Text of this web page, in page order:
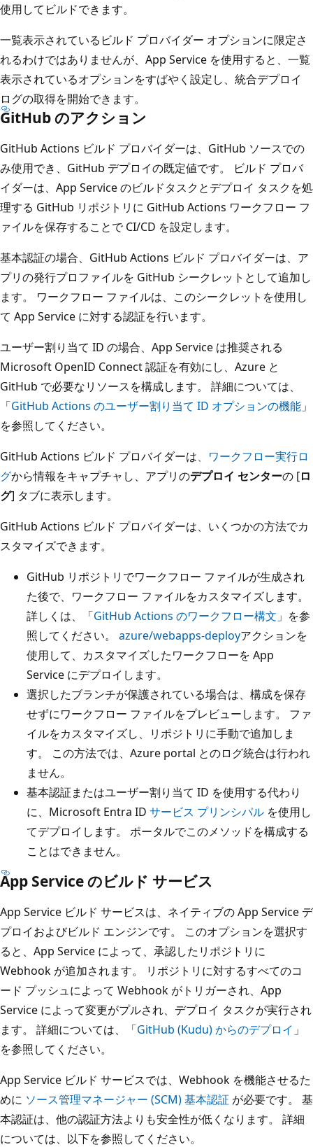
使用してビルドできます。
一覧表示されているビルド プロバイダー オプションに限定さ
れるわけではありませんが、App Service を使用すると、一覧
表示されているオプションをすばやく設定し、統合デプロイ
ログの取得を開始できます。
GitHub のアクション
GitHub Actions ビルド プロバイダーは、GitHub ソースでの
み使用でき、GitHub デプロイの既定値です。 ビルド プロバ
イダーは、App Service のビルドタスクとデプロイ タスクを処
理する GitHub リポジトリに GitHub Actions ワークフロー フ
ァイルを保存することで CI/CD を設定します。
基本認証の場合、GitHub Actions ビルド プロバイダーは、ア
プリの発行プロファイルを GitHub シークレットとして追加し
ます。 ワークフロー ファイルは、このシークレットを使用し
て App Service に対する認証を行います。
ユーザー割り当て ID の場合、App Service は推奨される
Microsoft OpenID Connect 認証を有効にし、Azure と
GitHub で必要なリソースを構成します。 詳細については、
「GitHub Actions のユーザー割り当て ID オプションの機能 」
を参照してください。
GitHub Actions ビルド プロバイダーは、ワークフロー実行ロ
グから情報をキャプチャし、アプリのデプロイ センターの [ロ
グ] タブに表示します。
GitHub Actions ビルド プロバイダーは、いくつかの方法でカ
スタマイズできます。
GitHub リポジトリでワークフロー ファイルが生成され
た後で、ワークフロー ファイルをカスタマイズします。
詳しくは、「GitHub Actions のワークフロー構文 」を参
照してください。 azure/webapps-deployアクションを
使用して、カスタマイズしたワークフローを App
Service にデプロイします。
選択したブランチが保護されている場合は、構成を保存
せずにワークフロー ファイルをプレビューします。 ファ
イルをカスタマイズし、リポジトリに手動で追加しま
す。 この方法では、Azure portal とのログ統合は行われ
ません。
基本認証またはユーザー割り当て ID を使用する代わり
に、Microsoft Entra ID サービス プリンシパル を使用し
てデプロイします。 ポータルでこのメソッドを構成する
ことはできません。
App Service のビルド サービス
App Service ビルド サービスは、ネイティブの App Service デ
プロイおよびビルド エンジンです。 このオプションを選択す
ると、App Service によって、承認したリポジトリに
Webhook が追加されます。 リポジトリに対するすべてのコ
ード プッシュによって Webhook がトリガーされ、App
Service によって変更がプルされ、デプロイ タスクが実行され
ます。 詳細については、「GitHub (Kudu) からのデプロイ 」
を参照してください。
App Service ビルド サービスでは、Webhook を機能させるた
めに ソース管理マネージャー (SCM) 基本認証 が必要です。 基
本認証は、他の認証方法よりも安全性が低くなります。 詳細
については、以下を参照してください。